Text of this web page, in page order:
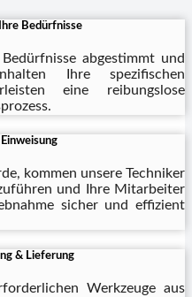
Bedürfnisse
abgestimmt und
Ihre spezifischen
eine reibungslose
kommen unsere Techniker
und Ihre Mitarbeiter
sicher und effizient
& Lieferung
Werkzeuge aus